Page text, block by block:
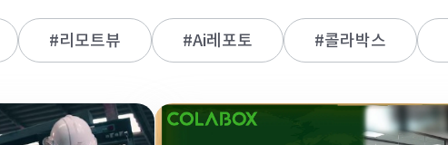
#리모트뷰 #Ai레포토 #콜라박스